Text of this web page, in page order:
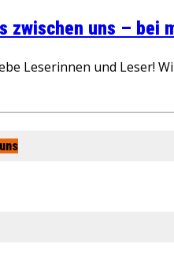
zwischen uns – bei
Leserinnen und Leser!